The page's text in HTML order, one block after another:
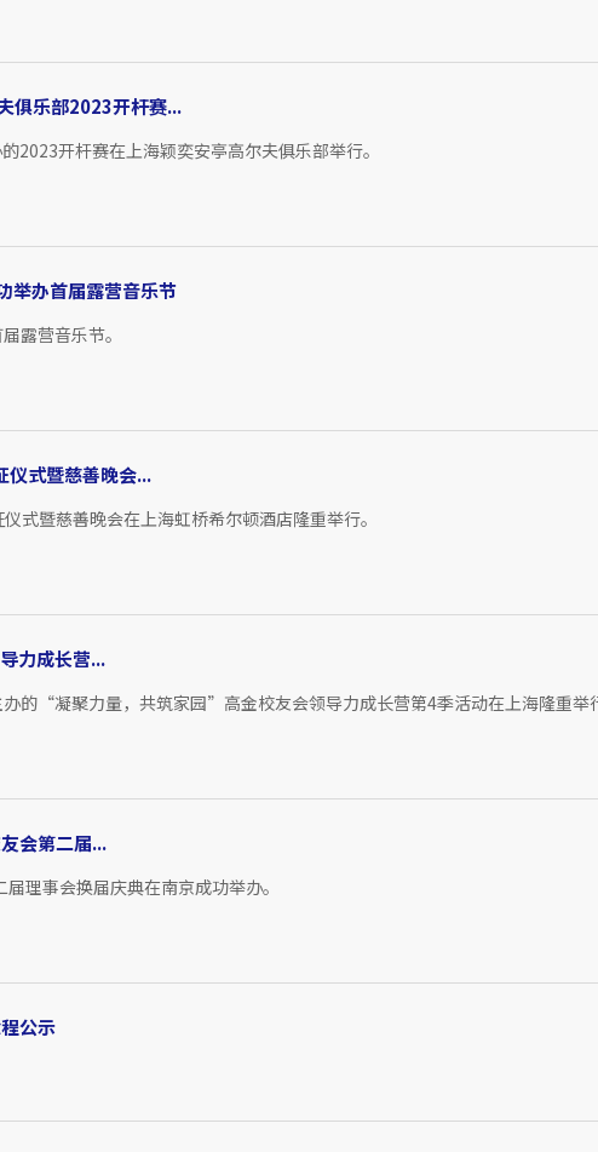
俱乐部2023开杆赛...
2023开杆赛在上海颖奕安亭高尔夫俱乐部举行。
举办首届露营音乐节
露营音乐节。
式暨慈善晚会...
暨慈善晚会在上海虹桥希尔顿酒店隆重举行。
力成长营...
的“凝聚力量，共筑家园”高金校友会领导力成长营第4季活动在上海隆重举
会第二届...
理事会换届庆典在南京成功举办。
公示